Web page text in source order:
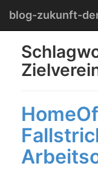
Menu
content
blog-zukunft-